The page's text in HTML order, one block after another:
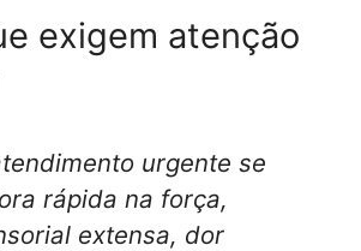
exigem atenção
urgente se
rápida na força,
extensa, dor